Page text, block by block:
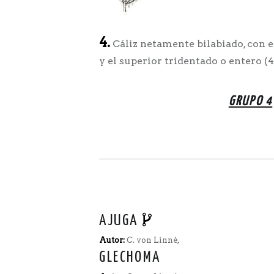
4. Cáliz netamente bilabiado, con
y el superior tridentado o entero
GRUPO 4
AJUGA
Autor: C. von Linné,
GLECHOMA